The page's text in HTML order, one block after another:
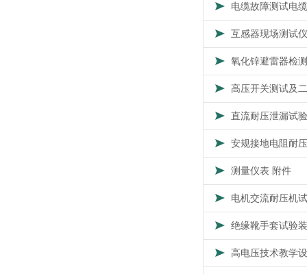
电缆故障测试电
互感器现场测试仪
氧化锌避雷器检
高压开关测试及
直流耐压泄漏试验
安规接地电阻耐
测量仪表 附件
电机交流耐压机
绝缘靴手套试验
高电压技术教学